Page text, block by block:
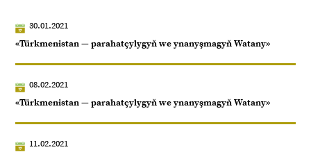
30.01.2021
«Türkmenistan — parahatçylygyň we ynanyşmagyň Watany»
08.02.2021
«Türkmenistan — parahatçylygyň we ynanyşmagyň Watany»
11.02.2021